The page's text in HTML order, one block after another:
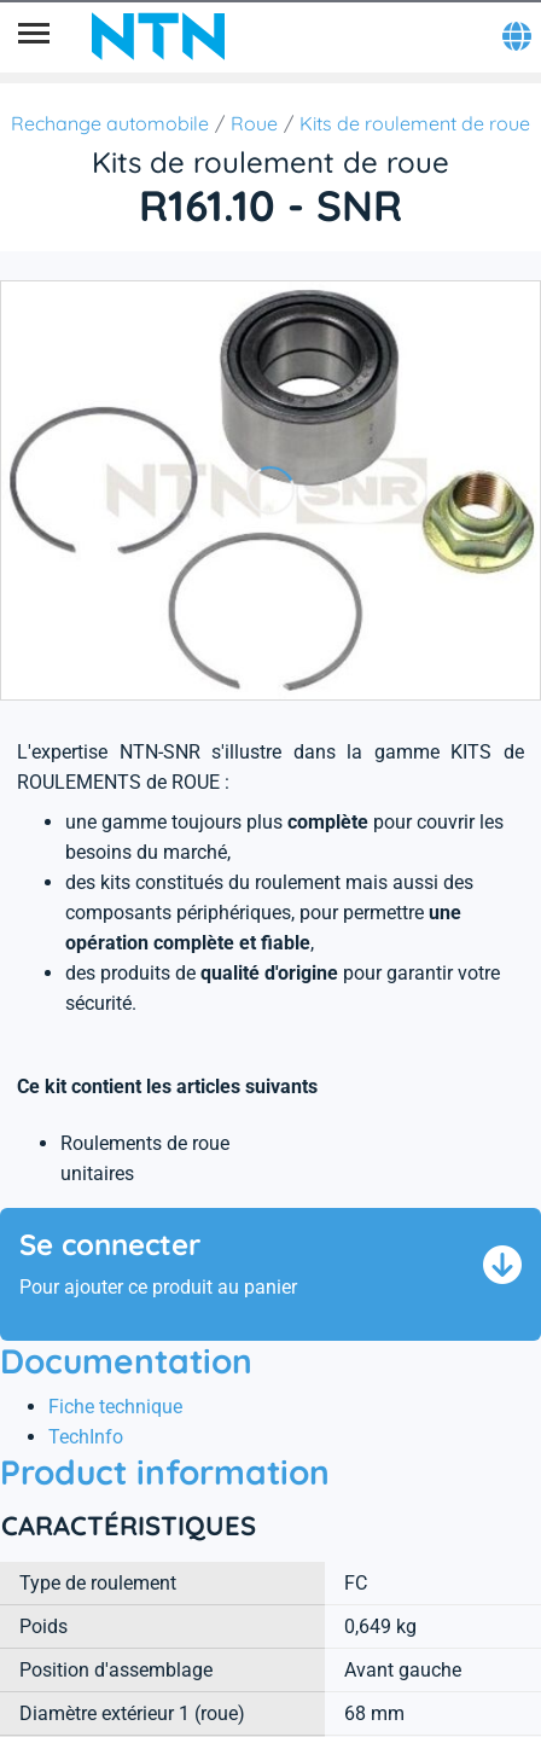
Rechange automobile Roue Kits de roulement de roue
Kits de roulement de roue
R161.10 - SNR
L'expertise NTN-SNR s'illustre dans la gamme KITS de
ROULEMENTS de ROUE :
une gamme toujours plus complète pour couvrir les
besoins du marché,
des kits constitués du roulement mais aussi des
composants périphériques, pour permettre une
opération complète et fiable,
des produits de qualité d'origine pour garantir votre
sécurité.
Ce kit contient les articles suivants
Roulements de roue
unitaires
Se connecter
Pour ajouter ce produit au panier
Documentation
Fiche technique
TechInfo
Product information
CARACTÉRISTIQUES
Type de roulement
FC
Poids
0,649 kg
Position d'assemblage
Avant gauche
Diamètre extérieur 1 (roue)
68 mm